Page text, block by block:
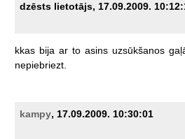
dzēsts lietotājs, 17.09.2009.
kkas bija ar to asins uzsūkšanos
nepiebriezt.
kampy, 17.09.2009. 10:30:01